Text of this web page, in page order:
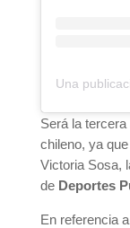
Será la
chileno, ya
Victoria Sosa,
de Deportes
En referencia